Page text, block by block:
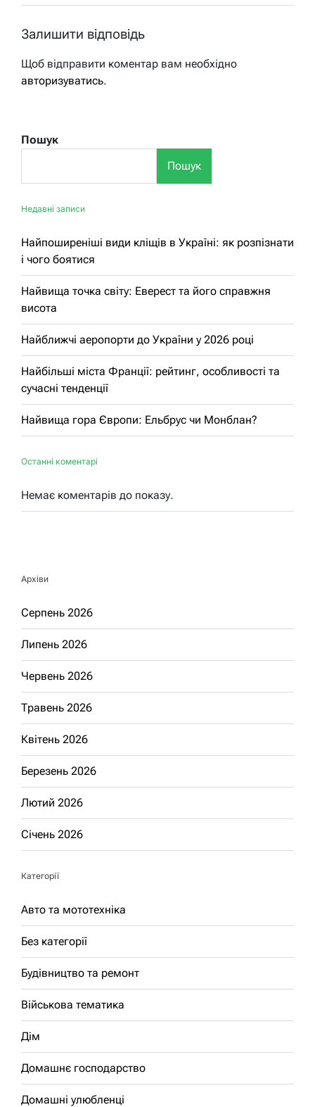
Залишити відповідь
Щоб відправити коментар вам необхідно
авторизуватись.
Пошук
Пошук
Недавні записи
Найпоширеніші види кліщів в Україні: як розпізнати
і чого боятися
Найвища точка світу: Еверест та його справжня
висота
Найближчі аеропорти до України у 2026 році
Найбільші міста Франції: рейтинг, особливості та
сучасні тенденції
Найвища гора Європи: Ельбрус чи Монблан?
Останні коментарі
Немає коментарів до показу.
Архіви
Серпень 2026
Липень 2026
Червень 2026
Травень 2026
Квітень 2026
Березень 2026
Лютий 2026
Січень 2026
Категорії
Авто та мототехніка
Без категорії
Будівництво та ремонт
Військова тематика
Дім
Домашнє господарство
Домашні улюбленці